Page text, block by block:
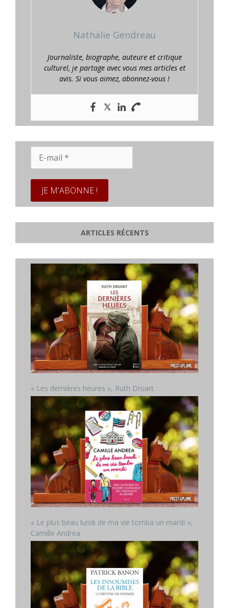
Nathalie Gendreau
Journaliste, biographe, auteure et critique
culturel, je partage avec vous mes articles et
avis. Si vous aimez, abonnez-vous !
mail
ARTICLES RÉCENTS
« Les dernières heures », Ruth Druart
« Le plus beau lundi de ma vie tomba un mardi »,
Camille Andrea